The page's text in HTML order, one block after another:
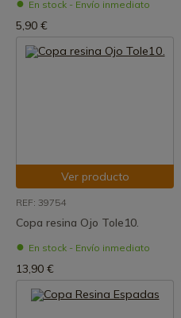
En stock - Envío inmediato
5,90 €
Ver producto
REF: 39754
Copa resina Ojo Tole10.
En stock - Envío inmediato
13,90 €